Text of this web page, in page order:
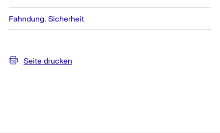
Fahndung Sicherheit
Seite drucken